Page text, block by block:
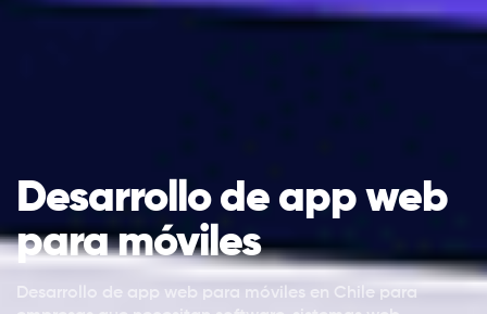
Desarrollo de app web
para móviles
Desarrollo de app web para móviles en Chile para